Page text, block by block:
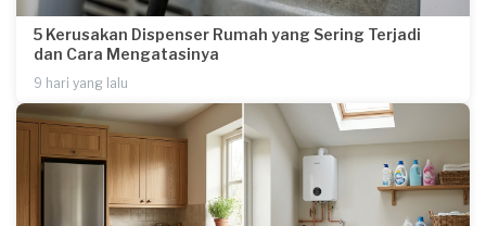
5 Kerusakan Dispenser Rumah yang Sering Terjadi
dan Cara Mengatasinya
9 hari yang lalu